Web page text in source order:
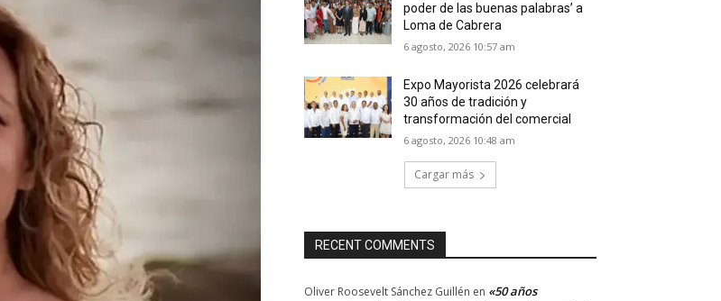
poder de las buenas palabras’ a
Loma de Cabrera
6 agosto, 2026 10:57 am
Expo Mayorista 2026 celebrará
30 años de tradición y
transformación del comercial
6 agosto, 2026 10:48 am
Cargar más
RECENT COMMENTS
Oliver Roosevelt Sánchez Guillén en «50 años